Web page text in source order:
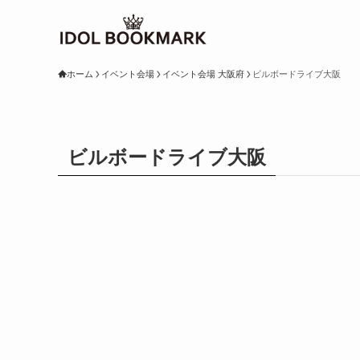
ホーム イベント会場 イベント会場 大阪府 ビルボードライブ大阪
ビルボードライブ大阪